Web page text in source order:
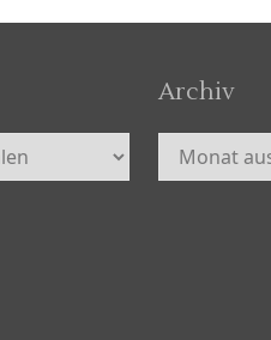
Archiv
Archiv